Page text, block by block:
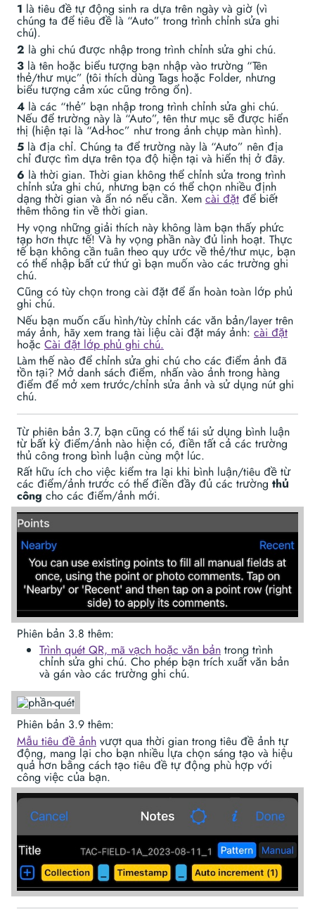
1 là tiêu đề tự động sinh ra dựa trên ngày và giờ (vì
chúng ta để tiêu đề là “Auto” trong trình chỉnh sửa ghi
chú).
2 là ghi chú được nhập trong trình chỉnh sửa ghi chú.
3 là tên hoặc biểu tượng bạn nhập vào trường “Tên
thẻ/thư mục” (tôi thích dùng Tags hoặc Folder, nhưng
biểu tượng cảm xúc cũng trông ổn).
4 là các “thẻ” bạn nhập trong trình chỉnh sửa ghi chú.
Nếu để trường này là “Auto”, tên thư mục sẽ được hiển
thị (hiện tại là “Ad-hoc” như trong ảnh chụp màn hình).
5 là địa chỉ. Chúng ta để trường này là “Auto” nên địa
chỉ được tìm dựa trên tọa độ hiện tại và hiển thị ở đây.
6 là thời gian. Thời gian không thể chỉnh sửa trong trình
chỉnh sửa ghi chú, nhưng bạn có thể chọn nhiều định
dạng thời gian và ẩn nó nếu cần. Xem cài đặt để biết
thêm thông tin về thời gian.
Hy vọng những giải thích này không làm bạn thấy phức
tạp hơn thực tế! Và hy vọng phần này đủ linh hoạt. Thực
tế bạn không cần tuân theo quy ước về thẻ/thư mục, bạn
có thể nhập bất cứ thứ gì bạn muốn vào các trường ghi
chú.
Cũng có tùy chọn trong cài đặt để ẩn hoàn toàn lớp phủ
ghi chú.
Nếu bạn muốn cấu hình/tùy chỉnh các văn bản/layer trên
máy ảnh, hãy xem trang tài liệu cài đặt máy ảnh: cài đặt
hoặc Cài đặt lớp phủ ghi chú.
Làm thế nào để chỉnh sửa ghi chú cho các điểm ảnh đã
tồn tại? Mở danh sách điểm, nhấn vào ảnh trong hàng
điểm để mở xem trước/chỉnh sửa ảnh và sử dụng nút ghi
chú.
Từ phiên bản 3.7, bạn cũng có thể tái sử dụng bình luận
từ bất kỳ điểm/ảnh nào hiện có, điền tất cả các trường
thủ công trong bình luận cùng một lúc.
Rất hữu ích cho việc kiểm tra lại khi bình luận/tiêu đề từ
các điểm/ảnh trước có thể điền đầy đủ các trường thủ
công cho các điểm/ảnh mới.
Phiên bản 3.8 thêm:
Trình quét QR, mã vạch hoặc văn bản trong trình
chỉnh sửa ghi chú. Cho phép bạn trích xuất văn bản
và gán vào các trường ghi chú.
Phiên bản 3.9 thêm:
Mẫu tiêu đề ảnh vượt qua thời gian trong tiêu đề ảnh tự
động, mang lại cho bạn nhiều lựa chọn sáng tạo và hiệu
quả hơn bằng cách tạo tiêu đề tự động phù hợp với
công việc của bạn.